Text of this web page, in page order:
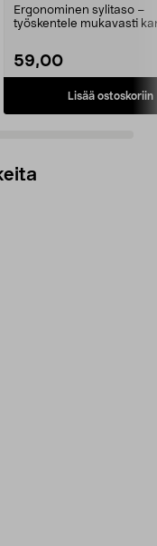
Ergonominen sylitaso –
työskentele mukavasti
59,00
Lisää ostoskoriin